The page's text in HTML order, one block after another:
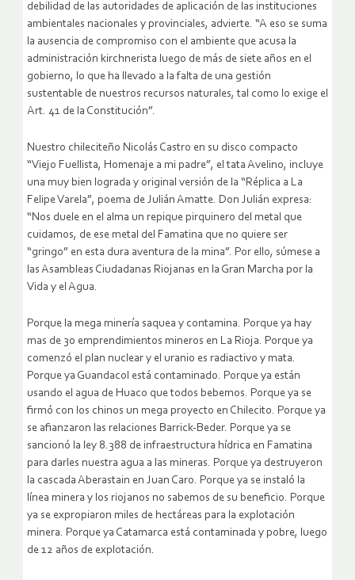
debilidad de las autoridades de aplicación de las instituciones
ambientales nacionales y provinciales, advierte. “A eso se suma
la ausencia de compromiso con el ambiente que acusa la
administración kirchnerista luego de más de siete años en el
gobierno, lo que ha llevado a la falta de una gestión
sustentable de nuestros recursos naturales, tal como lo exige el
Art. 41 de la Constitución”.
Nuestro chileciteño Nicolás Castro en su disco compacto
“Viejo Fuellista, Homenaje a mi padre”, el tata Avelino, incluye
una muy bien lograda y original versión de la “Réplica a La
Felipe Varela”, poema de Julián Amatte. Don Julián expresa:
“Nos duele en el alma un repique pirquinero del metal que
cuidamos, de ese metal del Famatina que no quiere ser
“gringo” en esta dura aventura de la mina”. Por ello, súmese a
las Asambleas Ciudadanas Riojanas en la Gran Marcha por la
Vida y el Agua.
Porque la mega minería saquea y contamina. Porque ya hay
mas de 30 emprendimientos mineros en La Rioja. Porque ya
comenzó el plan nuclear y el uranio es radiactivo y mata.
Porque ya Guandacol está contaminado. Porque ya están
usando el agua de Huaco que todos bebemos. Porque ya se
firmó con los chinos un mega proyecto en Chilecito. Porque ya
se afianzaron las relaciones Barrick-Beder. Porque ya se
sancionó la ley 8.388 de infraestructura hídrica en Famatina
para darles nuestra agua a las mineras. Porque ya destruyeron
la cascada Aberastain en Juan Caro. Porque ya se instaló la
línea minera y los riojanos no sabemos de su beneficio. Porque
ya se expropiaron miles de hectáreas para la explotación
minera. Porque ya Catamarca está contaminada y pobre, luego
de 12 años de explotación.